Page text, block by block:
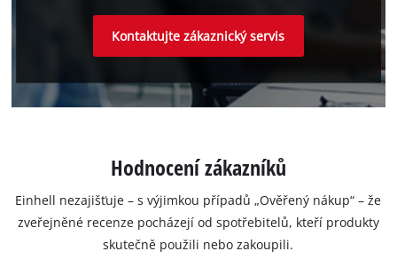
Kontaktujte zákaznický servis
Hodnocení zákazníků
Einhell nezajišťuje – s výjimkou případů „Ověřený nákup“ – že
zveřejněné recenze pocházejí od spotřebitelů, kteří produkty
skutečně použili nebo zakoupili.